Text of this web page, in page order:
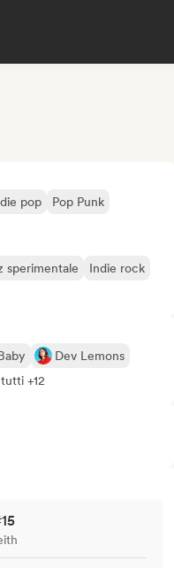
pop
Pop Punk
sperimentale
Indie rock
Dev Lemons
+12